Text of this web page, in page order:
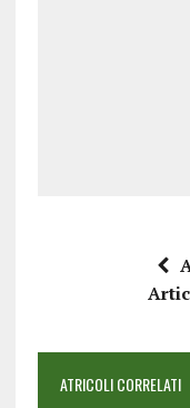
ATRICOLI CORRELATI